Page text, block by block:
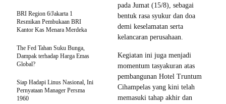
pada Jumat (15/8), sebagai
bentuk rasa syukur dan doa
demi keselamatan serta
kelancaran perusahaan.
Kegiatan ini juga menjadi
momentum tasyakuran atas
pembangunan Hotel Truntum
Cihampelas yang kini telah
memasuki tahap akhir dan
BRI Region 6/Jakarta 1
Resmikan Pembukaan BRI
Kantor Kas Menara Merdeka
The Fed Tahan Suku Bunga,
Dampak terhadap Harga Emas
Global?
Siap Hadapi Linus Nasional, Ini
Pernyataan Manager Persma
1960